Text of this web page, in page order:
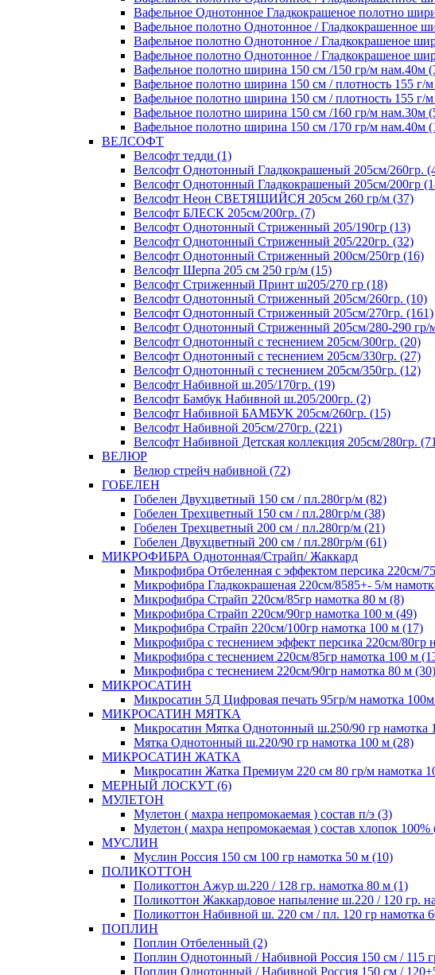
Вафельное Однотонное Гладкокрашеное полотно
Вафельное полотно Однотонное / Гладкокрашенное
Вафельное полотно Однотонное / Гладкокрашеное
Вафельное полотно Однотонное / Гладкокрашеное
Вафельное полотно ширина 150 см /150 гр/м нам.40м
Вафельное полотно ширина 150 см / плотность 155 г/
Вафельное полотно ширина 150 см / плотность 155 г/
Вафельное полотно ширина 150 см /160 гр/м нам.30м
Вафельное полотно ширина 150 см /170 гр/м нам.40м
ВЕЛСОФТ
Велсофт тедди (1)
Велсофт Однотонный Гладкокрашеный 205см/260гр.
Велсофт Однотонный Гладкокрашеный 205см/200гр
Велсофт Неон СВЕТЯЩИЙСЯ 205см 260 гр/м (37)
Велсофт БЛЕСК 205см/200гр. (7)
Велсофт Однотонный Стриженный 205/190гр (13)
Велсофт Однотонный Стриженный 205/220гр. (32)
Велсофт Однотонный Стриженный 200см/250гр (16)
Велсофт Шерпа 205 см 250 гр/м (15)
Велсофт Стриженный Принт ш205/270 гр (18)
Велсофт Однотонный Стриженный 205см/260гр. (10)
Велсофт Однотонный Стриженный 205см/270гр. (161)
Велсофт Однотонный Стриженный 205см/280-290 гр/
Велсофт Однотонный с теснением 205см/300гр. (20)
Велсофт Однотонный с теснением 205см/330гр. (27)
Велсофт Однотонный с теснением 205см/350гр. (12)
Велсофт Набивной ш.205/170гр. (19)
Велсофт Бамбук Набивной ш.205/200гр. (2)
Велсофт Набивной БАМБУК 205см/260гр. (15)
Велсофт Набивной 205см/270гр. (221)
Велсофт Набивной Детская коллекция 205см/280гр.
ВЕЛЮР
Велюр стрейч набивной (72)
ГОБЕЛЕН
Гобелен Двухцветный 150 см / пл.280гр/м (82)
Гобелен Трехцветный 150 см / пл.280гр/м (38)
Гобелен Трехцветный 200 см / пл.280гр/м (21)
Гобелен Двухцветный 200 см / пл.280гр/м (61)
МИКРОФИБРА Однотонная/Страйп/ Жаккард
Микрофибра Отбеленная с эффектом персика 220см/
Микрофибра Гладкокрашеная 220см/8585+- 5/м
Микрофибра Страйп 220см/85гр намотка 80 м (8)
Микрофибра Страйп 220см/90гр намотка 100 м (49)
Микрофибра Страйп 220см/100гр намотка 100 м (17)
Микрофибра с теснением эффект персика 220см/80гр
Микрофибра с теснением 220см/85гр намотка 100 м
Микрофибра с теснением 220см/90гр намотка 80 м (30)
МИКРОСАТИН
Микросатин 5Д Цифровая печать 95гр/м намотка
МИКРОСАТИН МЯТКА
Микросатин Мятка Однотонный ш.250/90 гр намотка
Мятка Однотонный ш.220/90 гр намотка 100 м (28)
МИКРОСАТИН ЖАТКА
Микросатин Жатка Премиум 220 см 80 гр/м намотка
МЕРНЫЙ ЛОСКУТ (6)
МУЛЕТОН
Мулетон ( махра непромокаемая ) состав п/э (3)
Мулетон ( махра непромокаемая ) состав хлопок 100%
МУСЛИН
Муслин Россия 150 см 100 гр намотка 50 м (10)
ПОЛИКОТТОН
Поликоттон Ажур ш.220 / 128 гр. намотка 80 м (1)
Поликоттон Жаккардовое напыление ш.220 / 120 гр.
Поликоттон Набивной ш. 220 см / пл. 120 гр намотка
ПОПЛИН
Поплин Отбеленный (2)
Поплин Однотонный / Набивной Россия 150 см / 115
Поплин Однотонный / Набивной Россия 150 см /